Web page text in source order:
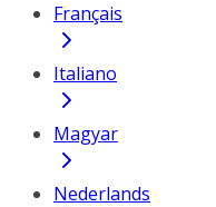
Français
Italiano
Magyar
Nederlands